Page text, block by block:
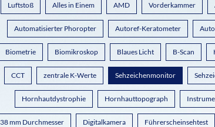
Luftstoß Alles in Einem AMD Vorderkammer
Automatisierter Phoropter Autoref-Keratometer
Biometrie Biomikroskop Blaues Licht B-Scan
CCT zentrale K-Werte Sehzeichenmonitor
Hornhautdystrophie Hornhauttopograph
38 mm Durchmesser Digitalkamera Führerscheinsehtest